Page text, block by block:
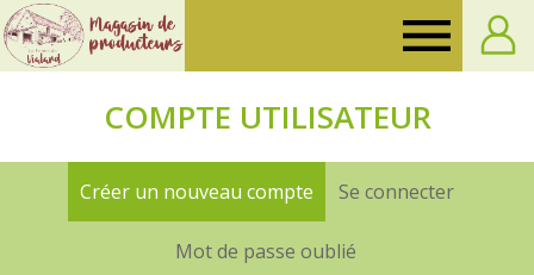
de
COMPTE UTILISATEUR
Onglets
principaux
Créer un nouveau compte (onglet actif)
Se connecter
Mot de passe oublié